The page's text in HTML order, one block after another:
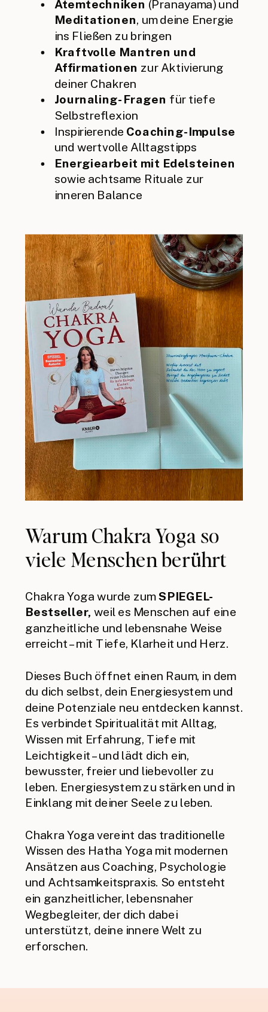
Atemtechniken (Pranayama) und
Meditationen, um deine Energie
ins Fließen zu bringen
Kraftvolle Mantren und
Affirmationen zur Aktivierung
deiner Chakren
Journaling-Fragen für tiefe
Selbstreflexion
Inspirierende Coaching-Impulse
und wertvolle Alltagstipps
Energiearbeit mit Edelsteinen
sowie achtsame Rituale zur
inneren Balance
Chakra Yoga wurde zumSPIEGEL-
Bestseller, weil es Menschen auf eine
ganzheitliche und lebensnahe Weise
erreicht – mit Tiefe, Klarheit und Herz.
Dieses Buch öffnet einen Raum, in dem
du dich selbst, dein Energiesystem und
deine Potenziale neu entdecken kannst.
Es verbindet Spiritualität mit Alltag,
Wissen mit Erfahrung, Tiefe mit
Leichtigkeit – und lädt dich ein,
bewusster, freier und liebevoller zu
leben. Energiesystem zu stärken und in
Einklang mit deiner Seele zu leben.
Chakra Yoga vereint das traditionelle
Wissen des Hatha Yoga mit modernen
Ansätzen aus Coaching, Psychologie
und Achtsamkeitspraxis. So entsteht
ein ganzheitlicher, lebensnaher
Wegbegleiter, der dich dabei
unterstützt, deine innere Welt zu
erforschen.
Warum Chakra Yoga so
viele Menschen berührt